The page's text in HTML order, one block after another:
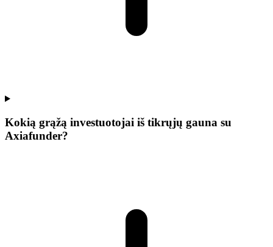
Kokią grąžą investuotojai iš tikrųjų gauna su
Axiafunder?